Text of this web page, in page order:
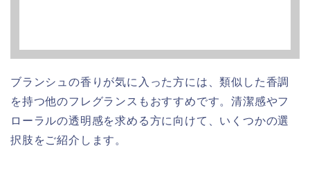
ブランシュの香りが気に入った方には、類似した香調
を持つ他のフレグランスもおすすめです。清潔感やフ
ローラルの透明感を求める方に向けて、いくつかの選
択肢をご紹介します。